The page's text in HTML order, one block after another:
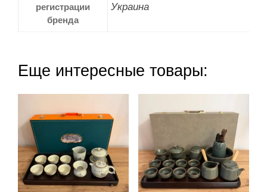
регистрации
бренда
Украина
Еще интересные товары: